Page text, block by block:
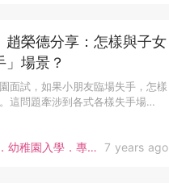
教育路．bloggers．幼稚園入學．專家分享 7 years ago
趙榮德分享：怎樣與子女
場景？
面試，如果小朋友臨場失手，怎樣
這問題牽涉到各式各樣失手場